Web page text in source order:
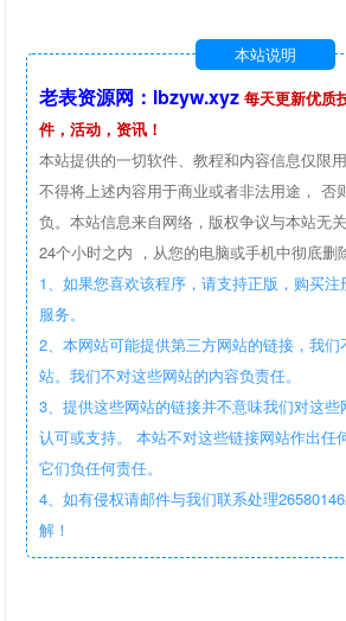
本站说明
老表资源网：lbzyw.xyz 每天更新优质
件，活动，资讯！
本站提供的一切软件、教程和内容信息仅限
不得将上述内容用于商业或者非法用途， 否
负。本站信息来自网络，版权争议与本站无
24个小时之内 ，从您的电脑或手机中彻底删
1、如果您喜欢该程序，请支持正版，购买
服务。
2、本网站可能提供第三方网站的链接，我们
站。我们不对这些网站的内容负责任。
3、提供这些网站的链接并不意味我们对这
认可或支持。 本站不对这些链接网站作出任
它们负任何责任。
4、如有侵权请邮件与我们联系处理
解！